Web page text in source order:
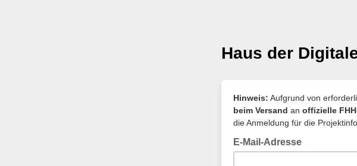
Haus der
Hinweis: Aufgrund von
beim Versand an offizielle
die Anmeldung für die
E-Mail-Adresse